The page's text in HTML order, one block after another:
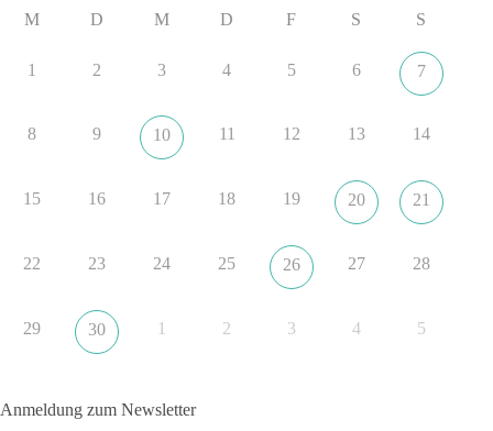
#dieBasis #SachsenAnhalt #Landtagswahl2026
#Kooperation
Sie sagten immer und immer wieder: „Nur die Impfung rettet
Wir sagen heute: Die politischen Ansagen hätten fast mehr
Menschen umgebracht als das Virus selbst.
M D M D F S S
1 2 3 4 5 6 7
8 9 10 11 12 13 14
15 16 17 18 19 20 21
22 23 24 25 26 27 28
29 30 1 2 3 4 5
Anmeldung zum Newsletter